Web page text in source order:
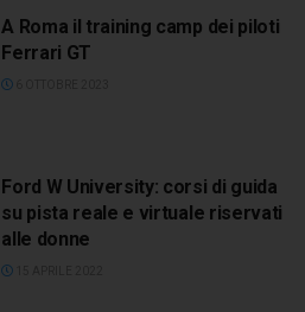
A Roma il training camp dei piloti
Ferrari GT
Ford W University: corsi di guida
su pista reale e virtuale riservati
alle donne